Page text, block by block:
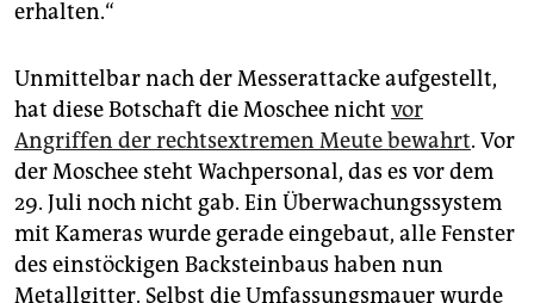
erhalten.“
Unmittelbar nach der Messerattacke aufgestellt,
hat diese Botschaft die Moschee nicht vor
Angriffen der rechtsextremen Meute bewahrt. Vor
der Moschee steht Wachpersonal, das es vor dem
29. Juli noch nicht gab. Ein Überwachungssystem
mit Kameras wurde gerade eingebaut, alle Fenster
des einstöckigen Backsteinbaus haben nun
Metallgitter. Selbst die Umfassungsmauer wurde